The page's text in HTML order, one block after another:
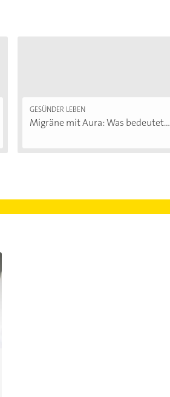
GESÜNDER LEBEN
Migräne mit Aura: Was bedeutet...